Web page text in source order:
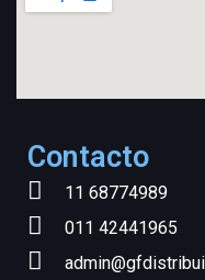
Contacto
11 68774989
011 42441965